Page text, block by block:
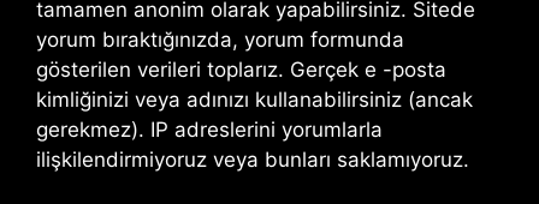
tamamen anonim olarak yapabilirsiniz. Sitede
yorum bıraktığınızda, yorum formunda
gösterilen verileri toplarız. Gerçek e -posta
kimliğinizi veya adınızı kullanabilirsiniz (ancak
gerekmez). IP adreslerini yorumlarla
ilişkilendirmiyoruz veya bunları saklamıyoruz.